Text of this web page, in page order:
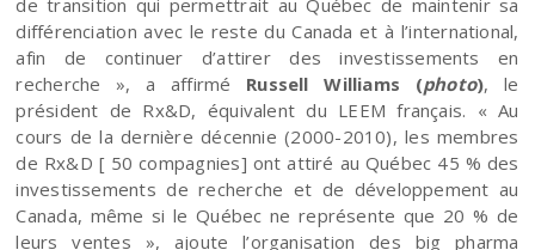
différenciation avec le reste du Canada et à l’international,
afin de continuer d’attirer des investissements en
recherche », a affirmé Russell Williams (photo), le
président de Rx&D, équivalent du LEEM français. « Au
cours de la dernière décennie (2000-2010), les membres
de Rx&D [ 50 compagnies] ont attiré au Québec 45 % des
investissements de recherche et de développement au
Canada, même si le Québec ne représente que 20 % de
leurs ventes », ajoute l’organisation des big pharma